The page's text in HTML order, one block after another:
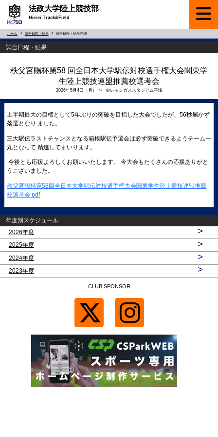
法政大学陸上競技部
Hosei Track&Field
ホーム 試合日程・結果 試合日程・結果詳細
試合日程・結果
秩父宮賜杯第58 回全日本大学駅伝対校選手権大会関東学
生陸上競技連盟推薦校選考会
2026年5月4日（月） 〜 ＠レモンガススタジアム平塚
上半期最大の目標として5年ぶりの突破を目指した大会でしたが、56秒届かず
落選となり ました。
三大駅伝ラストチャンスとなる箱根駅伝予選会は必ず突破できるようチーム一
丸となって 精進してまいります。
今後とも応援よろしくお願いいたします。 今大会もたくさんの応援ありがと
うございました。
秩父宮賜杯第58回全日本大学駅伝対校選手権大会関東学生陸上競技連盟推薦
校選考会.pdf
年度別スケジュール
2026年度
>
2025年度 >
2024年度 >
2023年度 >
CLUB SPONSOR